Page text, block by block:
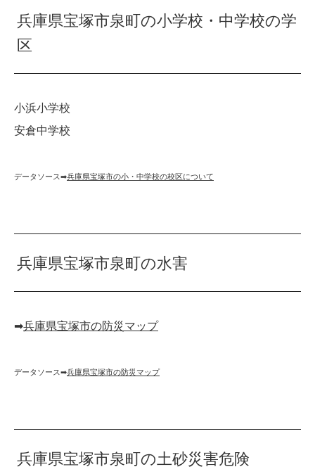
兵庫県宝塚市泉町の小学校・中学校の学
区
小浜小学校
安倉中学校
データソース➡︎兵庫県宝塚市の小・中学校の校区について
兵庫県宝塚市泉町の水害
➡︎兵庫県宝塚市の防災マップ
データソース➡︎兵庫県宝塚市の防災マップ
兵庫県宝塚市泉町の土砂災害危険